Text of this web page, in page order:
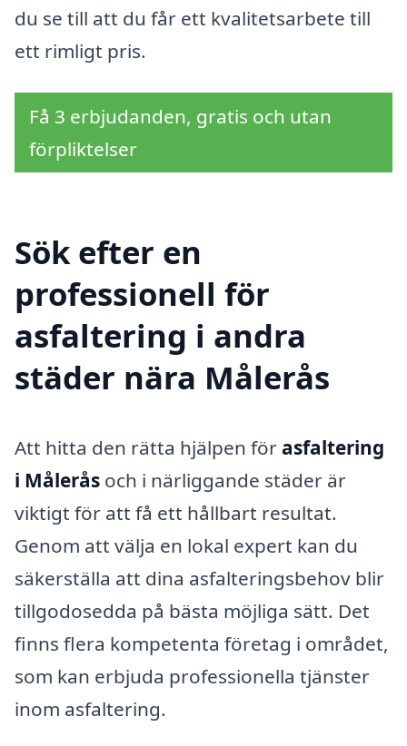
du se till att du får ett kvalitetsarbete till
ett rimligt pris.
Få 3 erbjudanden, gratis och utan
förpliktelser
Sök efter en
professionell för
asfaltering i andra
städer nära Målerås
Att hitta den rätta hjälpen för asfaltering
i Målerås och i närliggande städer är
viktigt för att få ett hållbart resultat.
Genom att välja en lokal expert kan du
säkerställa att dina asfalteringsbehov blir
tillgodosedda på bästa möjliga sätt. Det
finns flera kompetenta företag i området,
som kan erbjuda professionella tjänster
inom asfaltering.